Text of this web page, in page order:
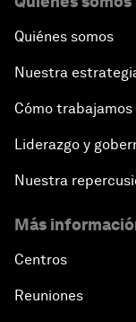
Quiénes somos
Nuestra
Cómo trabajamos
Liderazgo y
Nuestra
Más
Centros
Reuniones